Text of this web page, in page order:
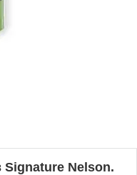
Signature Nelson.